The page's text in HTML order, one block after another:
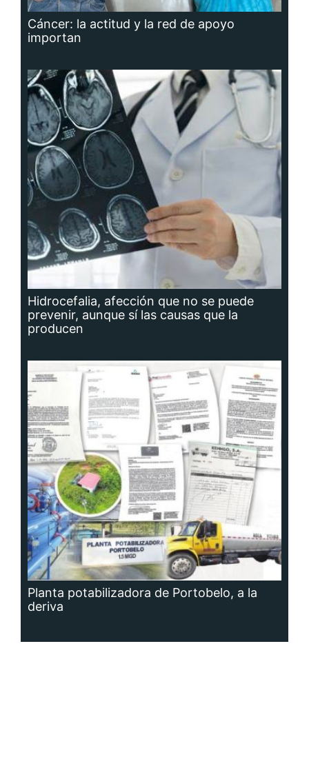
Cáncer: la actitud y la red de apoyo
importan
Hidrocefalia, afección que no se puede
prevenir, aunque sí las causas que la
producen
Planta potabilizadora de Portobelo, a la
deriva